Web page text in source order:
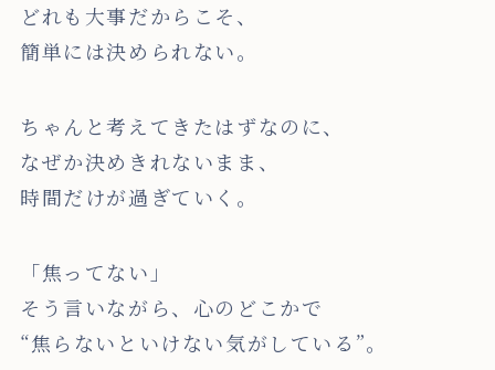
どれも大事だからこそ、
簡単には決められない。
ちゃんと考えてきたはずなのに、
なぜか決めきれないまま、
時間だけが過ぎていく。
「焦ってない」
そう言いながら、心のどこかで
“焦らないといけない気がしている”。